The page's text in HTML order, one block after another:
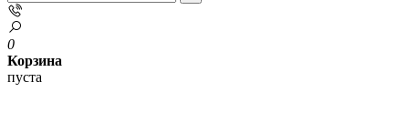
0
Корзина
пуста